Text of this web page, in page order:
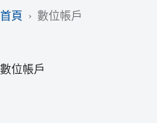
首頁
› 數位帳戶
數位帳戶